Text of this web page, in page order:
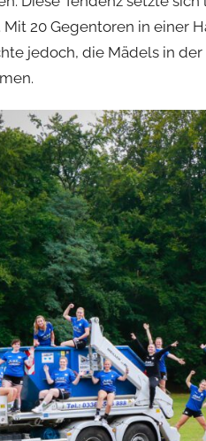
Mit 20 Gegentoren in einer
jedoch, die Mädels in